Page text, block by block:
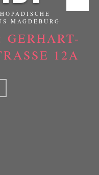
MAGDEBURG
GERHART-
12A